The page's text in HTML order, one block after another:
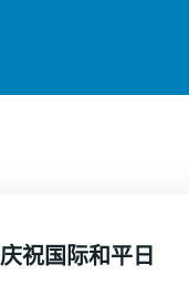
庆祝国际和平日